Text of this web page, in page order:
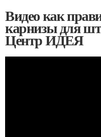
Видео как
карнизы для
Центр ИДЕЯ